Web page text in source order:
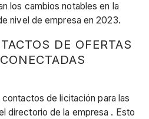
los cambios notables en la
nivel de empresa en 2023.
DE OFERTAS
de licitación para las
directorio de la empresa . Esto